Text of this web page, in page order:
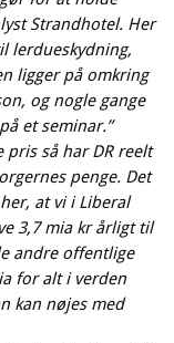
Strandhotel. Her
lerdueskydning,
ligger på omkring
og nogle gange
et seminar.”
pris så har DR reelt
penge. Det
at vi i Liberal
3,7 mia kr årligt til
andre offentlige
for alt i verden
kan nøjes med